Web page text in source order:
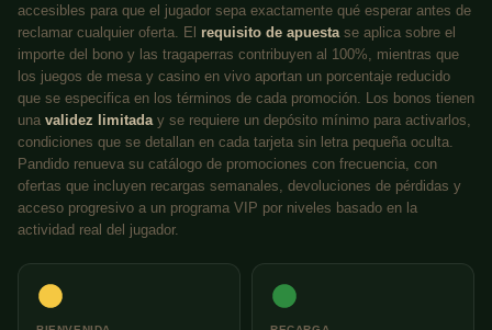
accesibles para que el jugador sepa exactamente qué esperar antes de
reclamar cualquier oferta. El requisito de apuesta se aplica sobre el
importe del bono y las tragaperras contribuyen al 100%, mientras que
los juegos de mesa y casino en vivo aportan un porcentaje reducido
que se especifica en los términos de cada promoción. Los bonos tienen
una validez limitada y se requiere un depósito mínimo para activarlos,
condiciones que se detallan en cada tarjeta sin letra pequeña oculta.
Pandido renueva su catálogo de promociones con frecuencia, con
ofertas que incluyen recargas semanales, devoluciones de pérdidas y
acceso progresivo a un programa VIP por niveles basado en la
actividad real del jugador.